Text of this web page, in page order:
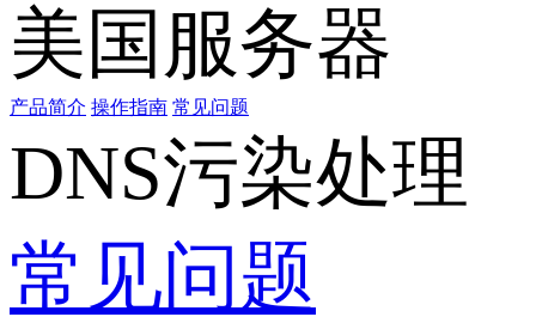
美国服务器
产品简介 操作指南 常见问题
DNS污染处理
常见问题